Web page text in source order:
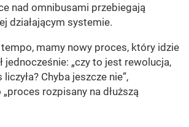
nad omnibusami przebiegają
działającym systemie.
tempo, mamy nowy proces, który idzie
jednocześnie: „czy to jest rewolucja,
Chyba jeszcze nie”,
rozpisany na dłuższą